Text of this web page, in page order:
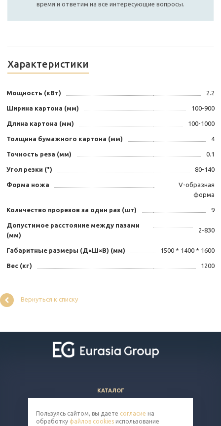
время и ответим на все интересующие вопросы.
Характеристики
Мощность (кВт) 2.2
Ширина картона (мм) 100-900
Длина картона (мм) 100-1000
Толщина бумажного картона (мм) 4
Точность реза (мм) 0.1
Угол резки (°) 80-140
Форма ножа
V-образная
форма
Количество прорезов за один раз (шт) 9
Допустимое расстояние между пазами
(мм)
2-830
Габаритные размеры (Д×Ш×В) (мм) 1500 * 1400 * 1600
Вес (кг) 1200
Вернуться к списку
КАТАЛОГ
КОМПАНИЯ
Пользуясь сайтом, вы даете согласие на
обработку файлов cookies использование